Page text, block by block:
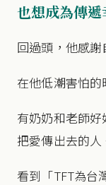
也想成為傳
回過頭，他感
在他低潮害怕的
有奶奶和老師
把愛傳出去的人
看到「TFT為台